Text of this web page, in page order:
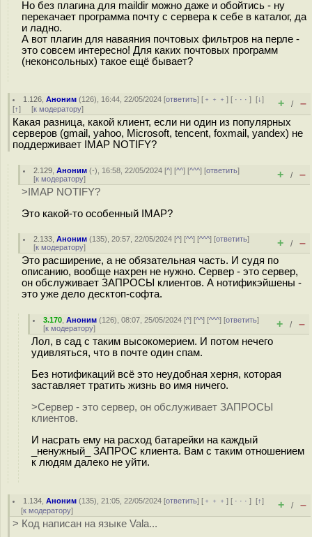
Но без плагина для maildir можно даже и обойтись - ну
перекачает программа почту с сервера к себе в каталог, да
и ладно.
А вот плагин для наваяния почтовых фильтров на перле -
это совсем интересно! Для каких почтовых программ
(неконсольных) такое ещё бывает?
1.126 ,Аноним (126), 16:44, 22/05/2024 [ответить] [ ﹢﹢﹢] [ · · ·][↓]
[↑] [к модератору] + / –
Какая разница, какой клиент, если ни один из популярных
серверов (gmail, yahoo, Microsoft, tencent, foxmail, yandex) не
поддерживает IMAP NOTIFY?
2.129 ,Аноним (-), 16:58, 22/05/2024 [^] [^^] [^^^] [ответить]
[к модератору] + / –
>IMAP NOTIFY?
Это какой-то особенный IMAP?
2.133 ,Аноним (135), 20:57, 22/05/2024 [^] [^^] [^^^] [ответить]
[к модератору] + / –
Это расширение, а не обязательная часть. И судя по
описанию, вообще нахрен не нужно. Сервер - это сервер,
он обслуживает ЗАПРОСЫ клиентов. А нотификэйшены -
это уже дело десктоп-софта.
3.170 ,Аноним (126), 08:07, 25/05/2024 [^] [^^] [^^^] [ответить]
[к модератору] + / –
Лол, в сад с таким высокомерием. И потом нечего
удивляться, что в почте один спам.
Без нотификаций всё это неудобная херня, которая
заставляет тратить жизнь во имя ничего.
>Сервер - это сервер, он обслуживает ЗАПРОСЫ
клиентов.
И насрать ему на расход батарейки на каждый
_ненужный_ ЗАПРОС клиента. Вам с таким отношением
к людям далеко не уйти.
1.134 ,Аноним (135), 21:05, 22/05/2024 [ответить] [ ﹢﹢﹢] [ · · ·][↑]
[к модератору] + / –
> Код написан на языке Vala...